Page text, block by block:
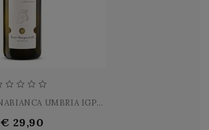
UMBRIA IGP...
€ 29,90